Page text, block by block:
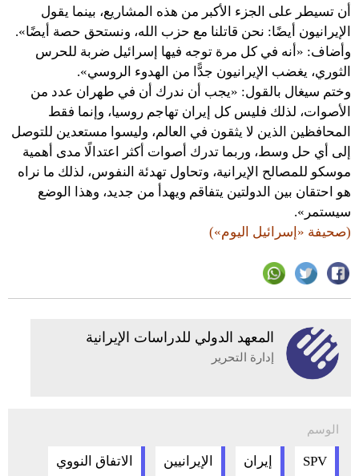
أن تسيطر على الجزء الأكبر من هذه المشاريع، بينما يقول
الإيرانيون أيضًا: نحن قاتلنا مع حزب الله، ونستحق حصة أيضًا».
وأضاف: «أنه في كل مرة توجه فيها إسرائيل ضربة للحرس
الثوري، يغضب الإيرانيون جدًّا من الهدوء الروسي».
وختم سيغال بالقول: «يجب أن ندرك أن في طهران عدد من
الأصوات، لذلك فليس كل إيران تهاجم روسيا، وإنما فقط
المحافظين الذين لا يثقون في العالم، وليسوا مستعدين للتوصل
إلى أي حل وسط، وربما تدرك أصوات أكثر اعتدالًا مدى أهمية
موسكو للمصالح الإيرانية، وتحاول تهدئة النفوس، لذلك ما نراه
هو احتقان بين الدولتين يتفاقم ويهدأ من جديد، وهذا الوضع
سيستمر».
(صحيفة «إسرائيل اليوم»)
المعهد الدولي للدراسات الإيرانية
إدارة التحرير
الوسم
SPV إيران الإيرانيين الاتفاق النووي